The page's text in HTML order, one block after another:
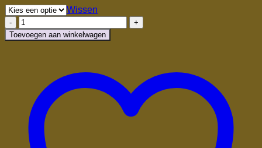
Wissen
Dessert
Bowl
Fern
Toevoegen aan winkelwagen